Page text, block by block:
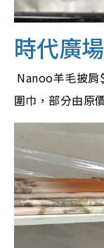
時代廣
Nanoo羊毛披肩
圍巾，部分由原